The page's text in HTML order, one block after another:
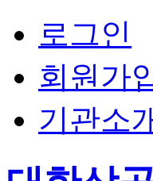
로그인
회원가
기관소